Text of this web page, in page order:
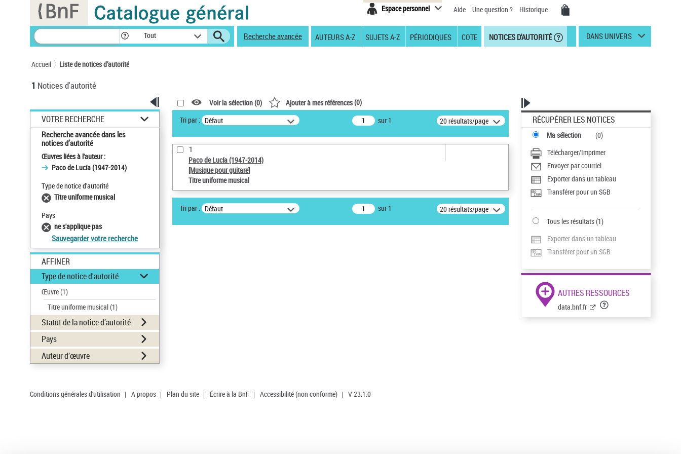
Espace personnel Aide Une question ? Historique
Tout Recherche avancée AUTEURS A-Z SUJETS A-Z PÉRIODIQUES COTE NOTICES D'AUTORITÉ DANS UNIVERS
Accueil Liste de notices d’autorité
1 Notices d'autorité
VOTRE RECHERCHE
Recherche avancée dans les
notices d’autorité
Œuvres liées à l'auteur :
Paco de Lucía (1947-2014)
Type de notice d'autorité
Titre uniforme musical
Pays
ne s'applique pas
Sauvegarder votre recherche
AFFINER
Type de notice d'autorité
Œuvre(1)
Titre uniforme musical(1)
Statut de la notice d’autorité
Pays
Auteur d’œuvre
Voir la sélection (0) Ajouter à mes références(0)
Tri par : Défaut sur 1 20 résultats/page
1
Paco de Lucía (1947-2014)
[Musique pour guitare]
Titre uniforme musical
Tri par : Défaut sur 1 20 résultats/page
RÉCUPÉRER LES NOTICES
Ma sélection (0)
Télécharger/Imprimer
Envoyer par courriel
Exporter dans un tableau
Transférer pour un SGB
Tous les résultats(1)
Exporter dans un tableau
Transférer pour un SGB
AUTRES RESSOURCES
data.bnf.fr
Conditions générales d'utilisation | A propos | Plan du site | Écrire à la BnF | Accessibilité (non conforme) | V 23.1.0
Panneau de gestion des cookies